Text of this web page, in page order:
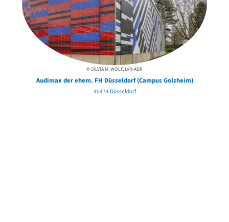
© SILVIA M. WOLF, LVR-ADR
Audimax der ehem. FH Düsseldorf (Campus Golzheim)
40474 Düsseldorf